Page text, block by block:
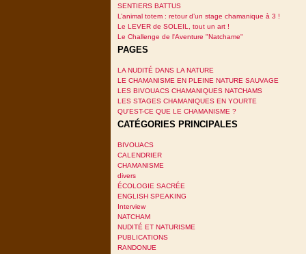
SENTIERS BATTUS
L’animal totem : retour d’un stage chamanique à 3 !
Le LEVER de SOLEIL, tout un art !
Le Challenge de l'Aventure "Natchame"
PAGES
LA NUDITÉ DANS LA NATURE
LE CHAMANISME EN PLEINE NATURE SAUVAGE
LES BIVOUACS CHAMANIQUES NATCHAMS
LES STAGES CHAMANIQUES EN YOURTE
QU'EST-CE QUE LE CHAMANISME ?
CATÉGORIES PRINCIPALES
BIVOUACS
CALENDRIER
CHAMANISME
divers
ÉCOLOGIE SACRÉE
ENGLISH SPEAKING
Interview
NATCHAM
NUDITÉ ET NATURISME
PUBLICATIONS
RANDONUE